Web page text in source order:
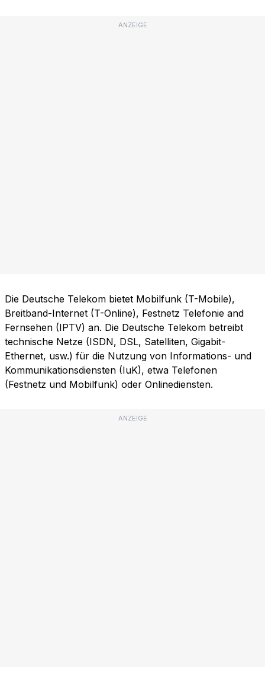
ANZEIGE
Die Deutsche Telekom bietet Mobilfunk (T-Mobile),
Breitband-Internet (T-Online), Festnetz Telefonie and
Fernsehen (IPTV) an. Die Deutsche Telekom betreibt
technische Netze (ISDN, DSL, Satelliten, Gigabit-
Ethernet, usw.) für die Nutzung von Informations- und
Kommunikationsdiensten (IuK), etwa Telefonen
(Festnetz und Mobilfunk) oder Onlinediensten.
ANZEIGE